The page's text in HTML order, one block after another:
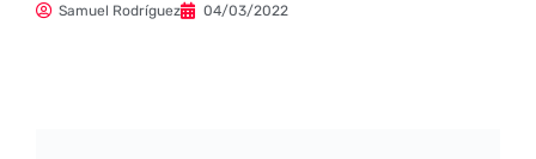
Samuel Rodríguez 04/03/2022